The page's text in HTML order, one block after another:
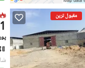
مقبول ترین